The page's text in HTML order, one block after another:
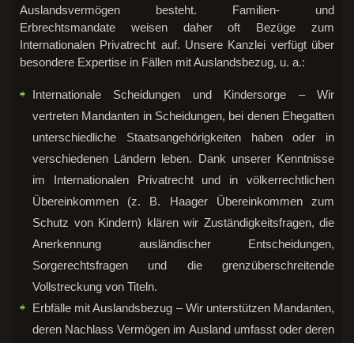
Auslandsvermögen besteht. Familien- und
Erbrechtsmandate weisen daher oft Bezüge zum
Internationalen Privatrecht auf. Unsere Kanzlei verfügt über
besondere Expertise in Fällen mit Auslandsbezug, u. a.:
Internationale Scheidungen und Kindersorge – Wir
vertreten Mandanten in Scheidungen, bei denen Ehegatten
unterschiedliche Staatsangehörigkeiten haben oder in
verschiedenen Ländern leben. Dank unserer Kenntnisse
im Internationalen Privatrecht und in völkerrechtlichen
Übereinkommen (z. B. Haager Übereinkommen zum
Schutz von Kindern) klären wir Zuständigkeitsfragen, die
Anerkennung ausländischer Entscheidungen,
Sorgerechtsfragen und die grenzüberschreitende
Vollstreckung von Titeln.
Erbfälle mit Auslandsbezug – Wir unterstützen Mandanten,
deren Nachlass Vermögen im Ausland umfasst oder deren